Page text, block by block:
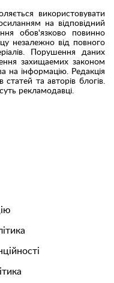
використовувати
на відповідний
обов'язково повинно
незалежно від повного
Порушення даних
захищаемих законом
на інформацію. Редакція
та авторів блогів.
рекламодавці.